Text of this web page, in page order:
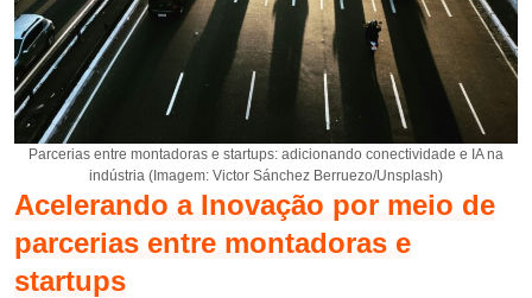
Parcerias entre montadoras e startups: adicionando conectividade e IA na
indústria (Imagem: Victor Sánchez Berruezo/Unsplash)
Acelerando a Inovação por meio de
parcerias entre montadoras e
startups